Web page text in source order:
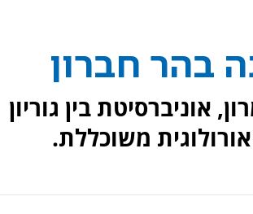
בהר חברון
אוניברסיטת בין גוריון
משוכללת.